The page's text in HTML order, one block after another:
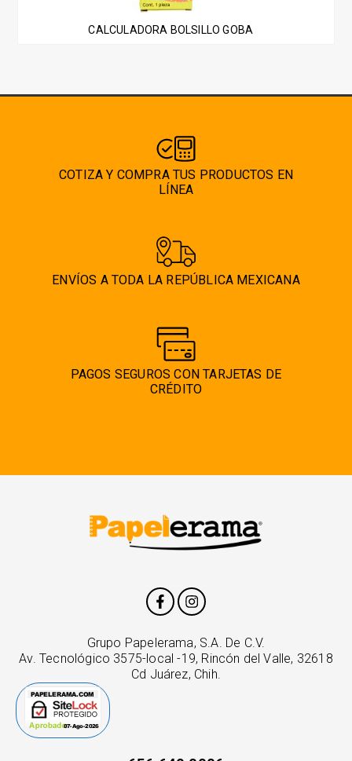
CALCULADORA BOLSILLO GOBA
COTIZA Y COMPRA TUS PRODUCTOS EN
LÍNEA
ENVÍOS A TODA LA REPÚBLICA MEXICANA
PAGOS SEGUROS CON TARJETAS DE
CRÉDITO
Grupo Papelerama, S.A. De C.V.
Av. Tecnológico 3575-local -19, Rincón del Valle, 32618
Cd Juárez, Chih.